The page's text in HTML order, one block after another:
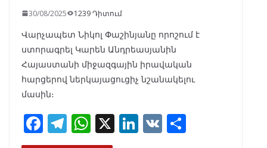
30/08/2025 1239 Դիտում
Վարչապետ Նիկոլ Փաշինյանը որոշում է
ստորագրել Կարեն Անդրեասյանին
Հայաստանի միջազգային իրավական
հարցերով ներկայացուցիչ նշանակելու
մասին։
F
ac
T
el
W
h
X Li
n
V
K